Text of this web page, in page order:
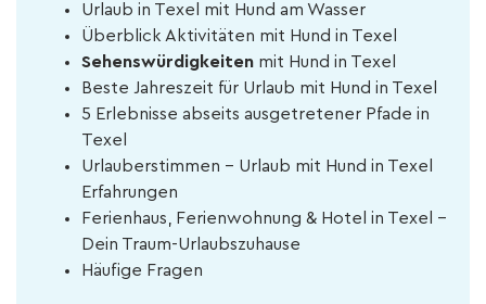
Urlaub in Texel mit Hund am Wasser
Überblick Aktivitäten mit Hund in Texel
Sehenswürdigkeiten mit Hund in Texel
Beste Jahreszeit für Urlaub mit Hund in Texel
5 Erlebnisse abseits ausgetretener Pfade in
Texel
Urlauberstimmen - Urlaub mit Hund in Texel
Erfahrungen
Ferienhaus, Ferienwohnung & Hotel in Texel –
Dein Traum-Urlaubszuhause
Häufige Fragen